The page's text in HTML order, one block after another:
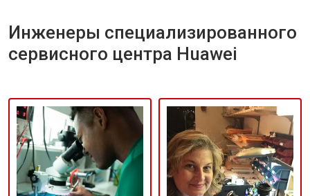
Инженеры специализированного
сервисного центра Huawei